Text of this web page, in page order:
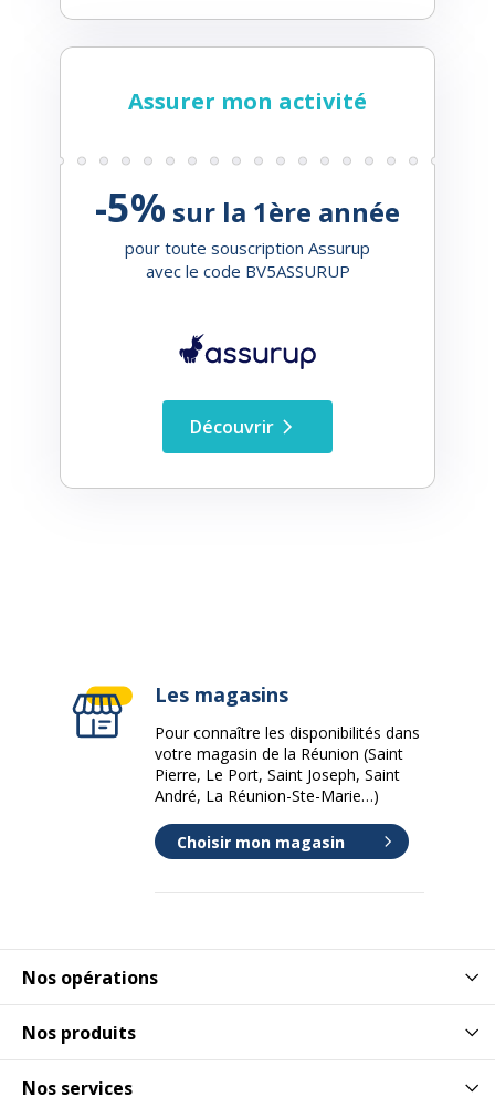
Assurer mon activité
-5% sur la 1ère année
pour toute souscription Assurup
avec le code BV5ASSURUP
Découvrir
Nos opérations
Nos produits
Nos services
Les magasins
Pour connaître les disponibilités dans
votre magasin de la Réunion (Saint
Pierre, Le Port, Saint Joseph, Saint
André, La Réunion-Ste-Marie…)
Choisir mon magasin